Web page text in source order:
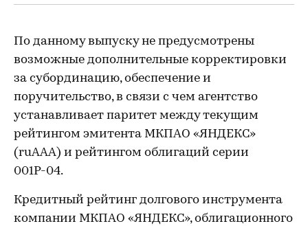
По данному выпуску не предусмотрены
возможные дополнительные корректировки
за субординацию, обеспечение и
поручительство, в связи с чем агентство
устанавливает паритет между текущим
рейтингом эмитента МКПАО «ЯНДЕКС»
(ruAAA) и рейтингом облигаций серии
001Р-04.
Кредитный рейтинг долгового инструмента
компании МКПАО «ЯНДЕКС», облигационного